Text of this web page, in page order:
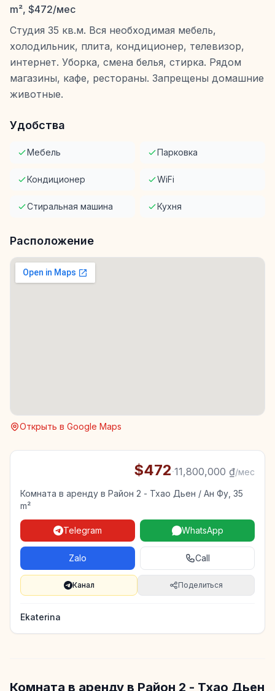
m², $472/мес
Студия 35 кв.м. Вся необходимая мебель,
холодильник, плита, кондиционер, телевизор,
интернет. Уборка, смена белья, стирка. Рядом
магазины, кафе, рестораны. Запрещены домашние
животные.
Удобства
Мебель Парковка
Кондиционер WiFi
Стиральная машина Кухня
Расположение
Открыть в Google Maps
$472·11,800,000 ₫/мес
Комната в аренду в Район 2 - Тхао Дьен / Ан Фу, 35
m²
Telegram WhatsApp
Zalo Call
Канал Поделиться
Ekaterina
Комната в аренду в Район 2 - Тхао Дьен